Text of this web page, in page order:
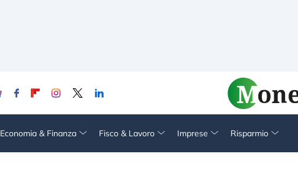
Economia & Finanza Fisco & Lavoro Imprese Risparmio